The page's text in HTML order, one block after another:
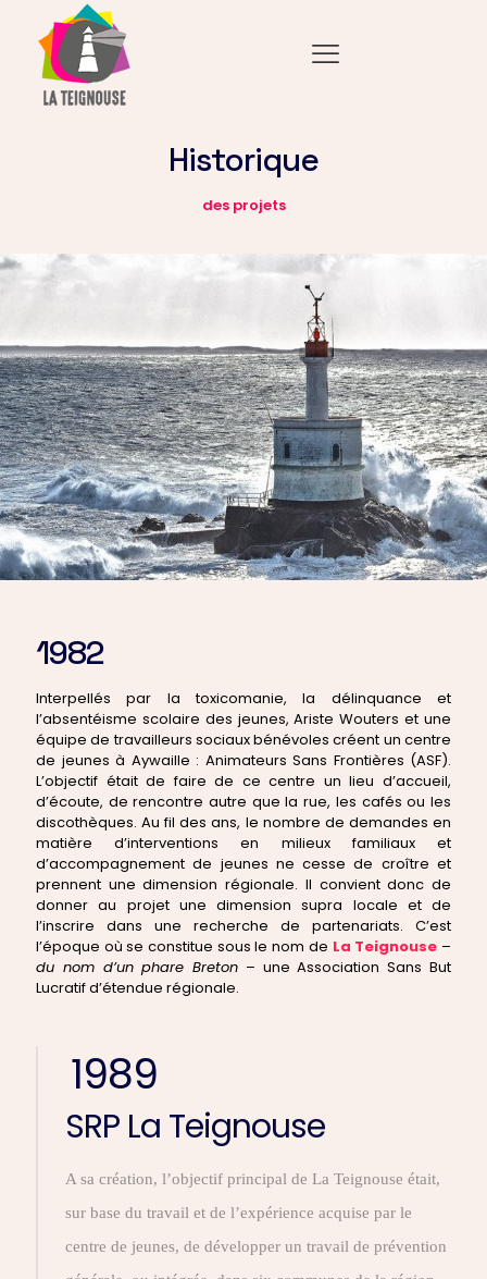
Historique
des projets
1982
Interpellés par la toxicomanie, la délinquance et
l’absentéisme scolaire des jeunes, Ariste Wouters et une
équipe de travailleurs sociaux bénévoles créent un centre
de jeunes à Aywaille : Animateurs Sans Frontières (ASF).
L’objectif était de faire de ce centre un lieu d’accueil,
d’écoute, de rencontre autre que la rue, les cafés ou les
discothèques. Au fil des ans, le nombre de demandes en
matière d’interventions en milieux familiaux et
d’accompagnement de jeunes ne cesse de croître et
prennent une dimension régionale. Il convient donc de
donner au projet une dimension supra locale et de
l’inscrire dans une recherche de partenariats. C’est
l’époque où se constitue sous le nom de La Teignouse –
du nom d’un phare Breton – une Association Sans But
Lucratif d’étendue régionale.
1989
SRP La Teignouse
A sa création, l’objectif principal de La Teignouse était,
sur base du travail et de l’expérience acquise par le
centre de jeunes, de développer un travail de prévention